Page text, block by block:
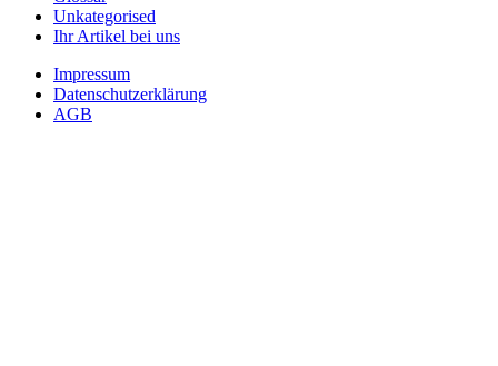
Unkategorised
Ihr Artikel bei uns
Impressum
Datenschutzerklärung
AGB